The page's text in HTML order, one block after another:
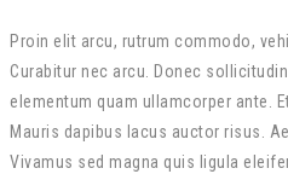
Proin elit arcu, rutrum commodo,
Curabitur nec arcu. Donec
elementum quam ullamcorper ante.
Mauris dapibus lacus auctor risus.
Vivamus sed magna quis ligula